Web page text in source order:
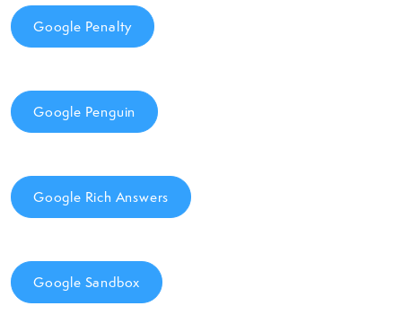
Google Penalty
Google Penguin
Google Rich Answers
Google Sandbox